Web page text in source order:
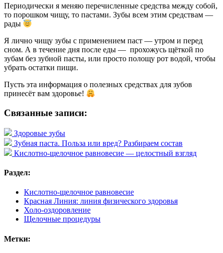
Периодически я меняю перечисленные средства между собой,
то порошком чищу, то пастами. Зубы всем этим средствам —
рады
Я лично чищу зубы с применением паст — утром и перед
сном. А в течение дня после еды — прохожусь щёткой по
зубам без зубной пасты, или просто полощу рот водой, чтобы
убрать остатки пищи.
Пусть эта информация о полезных средствах для зубов
принесёт вам здоровье!
Связанные записи:
Здоровые зубы
Зубная паста. Польза или вред? Разбираем состав
Кислотно-щелочное равновесие — целостный взгляд
Раздел:
Кислотно-щелочное равновесие
Красная Линия: линия физического здоровья
Холо-оздоровление
Щелочные процедуры
Метки: